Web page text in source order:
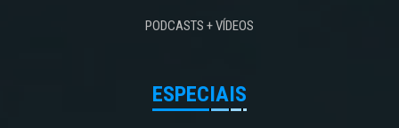
PODCASTS + VÍDEOS
ESPECIAIS